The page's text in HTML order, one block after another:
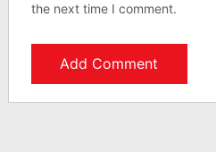
the next time I comment.